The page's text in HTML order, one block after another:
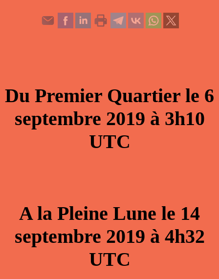
Du Premier Quartier le 6
septembre 2019 à 3h10
UTC
A la Pleine Lune le 14
septembre 2019 à 4h32
UTC